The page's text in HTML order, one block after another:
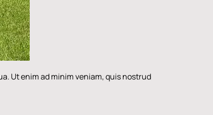
Ut enim ad minim veniam, quis nostrud